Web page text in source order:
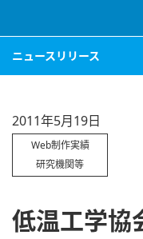
ニュースリリース
2011年5月19日
Web制作実績
研究機関等
低温工学協